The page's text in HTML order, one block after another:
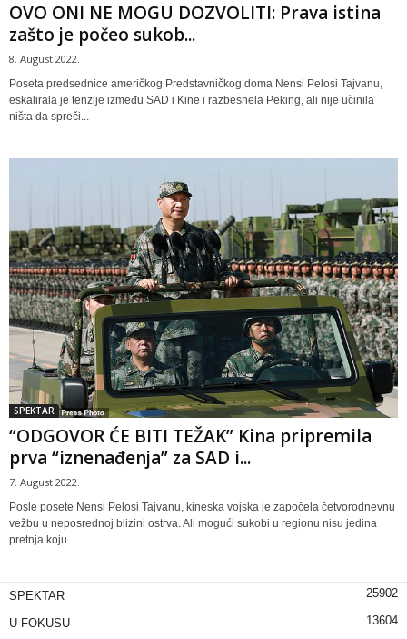
OVO ONI NE MOGU DOZVOLITI: Prava istina
zašto je počeo sukob...
8. August 2022.
Poseta predsednice američkog Predstavničkog doma Nensi Pelosi Tajvanu,
eskalirala je tenzije između SAD i Kine i razbesnela Peking, ali nije učinila
ništa da spreči...
SPEKTAR
“ODGOVOR ĆE BITI TEŽAK” Kina pripremila
prva “iznenađenja” za SAD i...
7. August 2022.
Posle posete Nensi Pelosi Tajvanu, kineska vojska je započela četvorodnevnu
vežbu u neposrednoj blizini ostrva. Ali mogući sukobi u regionu nisu jedina
pretnja koju...
SPEKTAR 25902
U FOKUSU 13604